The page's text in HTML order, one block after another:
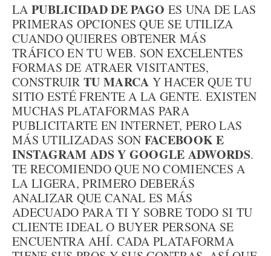
LA PUBLICIDAD DE PAGO ES UNA DE LAS
PRIMERAS OPCIONES QUE SE UTILIZA
CUANDO QUIERES OBTENER MÁS
TRÁFICO EN TU WEB. SON EXCELENTES
FORMAS DE ATRAER VISITANTES,
CONSTRUIRTU MARCA Y HACER QUE TU
SITIO ESTÉ FRENTE A LA GENTE. EXISTEN
MUCHAS PLATAFORMAS PARA
PUBLICITARTE EN INTERNET, PERO LAS
MÁS UTILIZADAS SON FACEBOOK E
INSTAGRAM ADS Y GOOGLE ADWORDS.
TE RECOMIENDO QUE NO COMIENCES A
LA LIGERA, PRIMERO DEBERÁS
ANALIZAR QUE CANAL ES MÁS
ADECUADO PARA TI Y SOBRE TODO SI TU
CLIENTE IDEAL O BUYER PERSONA SE
ENCUENTRA AHÍ. CADA PLATAFORMA